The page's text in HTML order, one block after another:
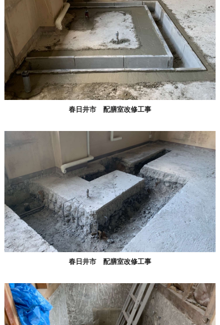
春日井市 配膳室改修工事
春日井市 配膳室改修工事